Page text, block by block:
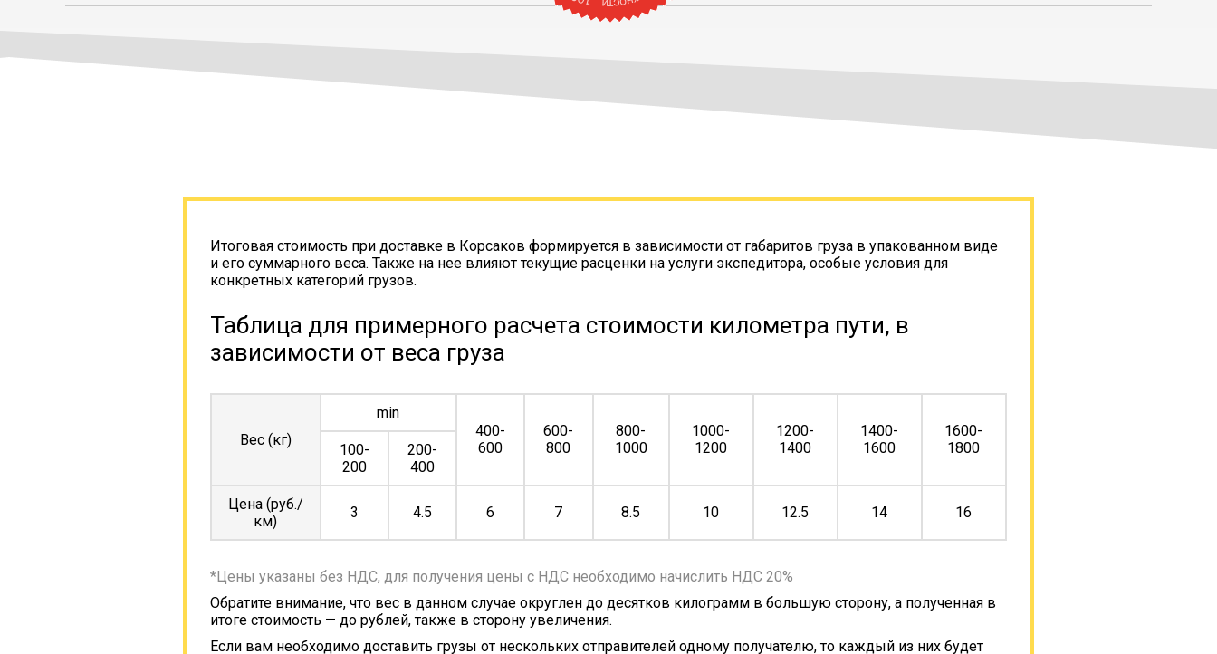
Итоговая стоимость при доставке в Корсаков формируется в зависимости от габаритов груза в упакованном виде
и его суммарного веса. Также на нее влияют текущие расценки на услуги экспедитора, особые условия для
конкретных категорий грузов.
Таблица для примерного расчета стоимости километра пути, в
зависимости от веса груза
Вес (кг)
min
400-
600
600-
800
800-
1000
1000-
1200
1200-
1400
1400-
1600
1600-
1800
100-
200
200-
400
Цена (руб./
км)
3 4.5 6 7 8.5 10 12.5 14 16
*Цены указаны без НДС, для получения цены с НДС необходимо начислить НДС 20%
Обратите внимание, что вес в данном случае округлен до десятков килограмм в большую сторону, а полученная в
итоге стоимость — до рублей, также в сторону увеличения.
Если вам необходимо доставить грузы от нескольких отправителей одному получателю, то каждый из них будет